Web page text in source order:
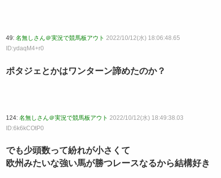
49: 名無しさん＠実況で競馬板アウト 2022/10/12(水) 18:06:48.65
ID:ydaqM4+r0
ポタジェとかはワンターン諦めたのか？
124: 名無しさん＠実況で競馬板アウト 2022/10/12(水) 18:49:38.03
ID:6k6kCOtP0
でも少頭数って紛れが小さくて
欧州みたいな強い馬が勝つレースなるから結構好き